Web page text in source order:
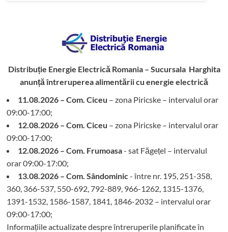
Distribuție Energie Electrică Romania – Sucursala Harghita
anunță întreruperea alimentării cu energie electrică
11.08.2026 – Com. Ciceu – zona Piricske – intervalul orar
09:00-17:00;
12.08.2026 – Com. Ciceu – zona Piricske – intervalul orar
09:00-17:00;
12.08.2026 – Com. Frumoasa- sat Făgețel – intervalul
orar 09:00-17:00;
13.08.2026 – Com. Sândominic - între nr. 195, 251-358,
360, 366-537, 550-692, 792-889, 966-1262, 1315-1376,
1391-1532, 1586-1587, 1841, 1846-2032 – intervalul orar
09:00-17:00;
Informațiile actualizate despre întreruperile planificate în